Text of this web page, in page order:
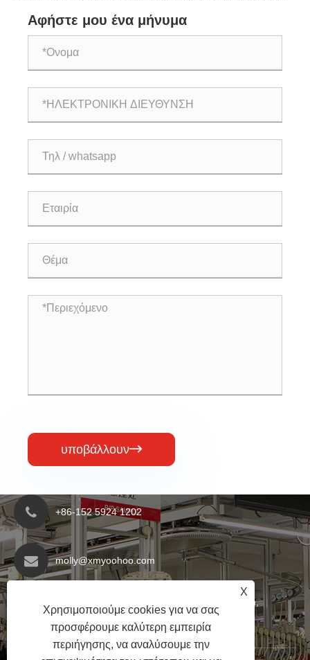
Αφήστε μου ένα μήνυμα
υποβάλλουν
+86-152 5924 1202
molly@xmyoohoo.com
No.98 Xiangxing Rd, περιοχή Xiang'an, Fujian,
Κίνα. 361101
X
Χρησιμοποιούμε cookies για να σας
προσφέρουμε καλύτερη εμπειρία
περιήγησης, να αναλύσουμε την